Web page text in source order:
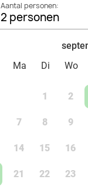
Aantal personen:
2 personen
Ma
Di Wo
1 2
7 8 9
14 15 16
21 22 23